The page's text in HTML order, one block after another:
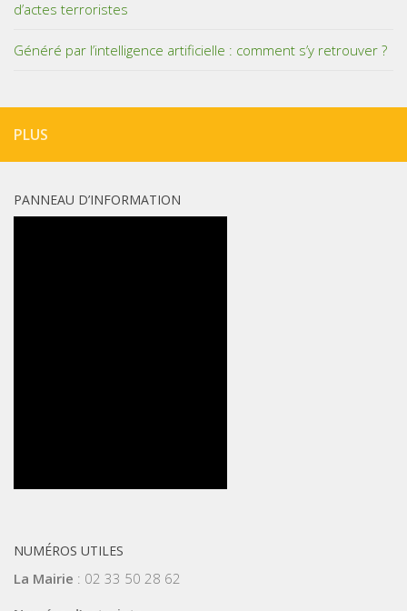
d’actes terroristes
Généré par l’intelligence artificielle : comment s’y retrouver ?
PLUS
PANNEAU D’INFORMATION
NUMÉROS UTILES
La Mairie : 02 33 50 28 62